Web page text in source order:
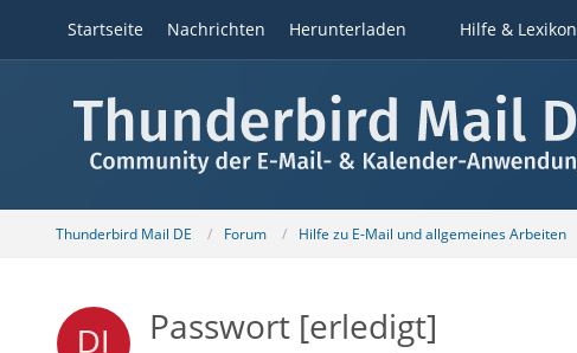
Startseite Nachrichten Herunterladen Hilfe & Lexikon
Thunderbird Mail DE Forum Hilfe zu E-Mail und allgemeines Arbeiten
Passwort [erledigt]